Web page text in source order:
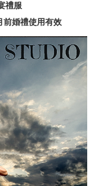
禮服
婚禮使用有效